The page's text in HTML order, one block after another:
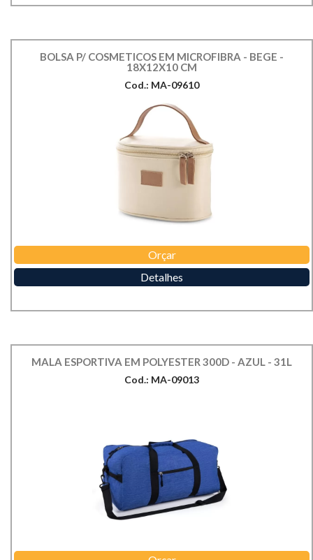
BOLSA P/ COSMETICOS EM MICROFIBRA - BEGE -
18X12X10 CM
Cod.: MA-09610
Orçar
Detalhes
MALA ESPORTIVA EM POLYESTER 300D - AZUL - 31L
Cod.: MA-09013